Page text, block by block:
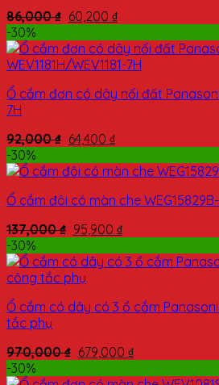
86,000₫ 60,200 ₫
-30%
Ổ cắm đơn có dây nối đất
7H
92,000₫ 64,400 ₫
-30%
Ổ cắm đôi có màn che
137,000₫ 95,900 ₫
-30%
Ổ cắm có dây có 3 ổ cắm
tắc phụ
970,000₫ 679,000 ₫
-30%